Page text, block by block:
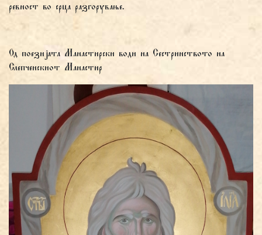
ревност во срца разгорување.
Од поезијата Манастирски води на Сестринството на
Слепченскиот Манастир